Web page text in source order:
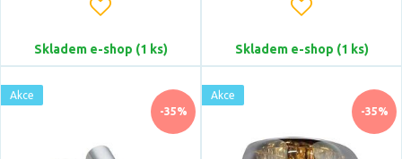
Skladem e-shop (1 ks) Skladem e-shop (1 ks)
-35%
Akce
-35%
Akce